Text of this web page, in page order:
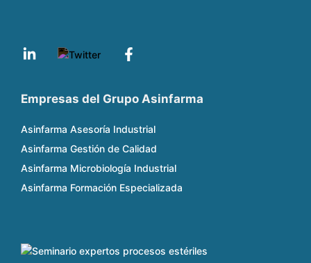
Empresas del Grupo Asinfarma
Asinfarma Asesoría Industrial
Asinfarma Gestión de Calidad
Asinfarma Microbiología Industrial
Asinfarma Formación Especializada